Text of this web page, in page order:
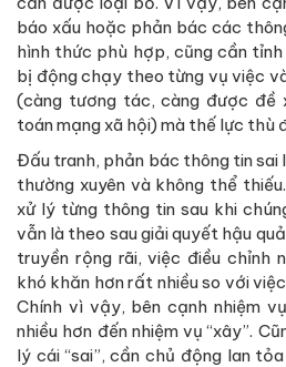
báo xấu hoặc phản bác các
hình thức phù hợp, cũng cần
bị động chạy theo từng vụ việc
(càng tương tác, càng được đề
toán mạng xã hội) mà thế lực thù
Đấu tranh, phản bác thông tin sai
thường xuyên và không thể
xử lý từng thông tin sau khi
vẫn là theo sau giải quyết hậu
truyền rộng rãi, việc điều chỉnh
khó khăn hơn rất nhiều so với
Chính vì vậy, bên cạnh nhiệm
nhiều hơn đến nhiệm vụ “xây”.
lý cái “sai”, cần chủ động lan